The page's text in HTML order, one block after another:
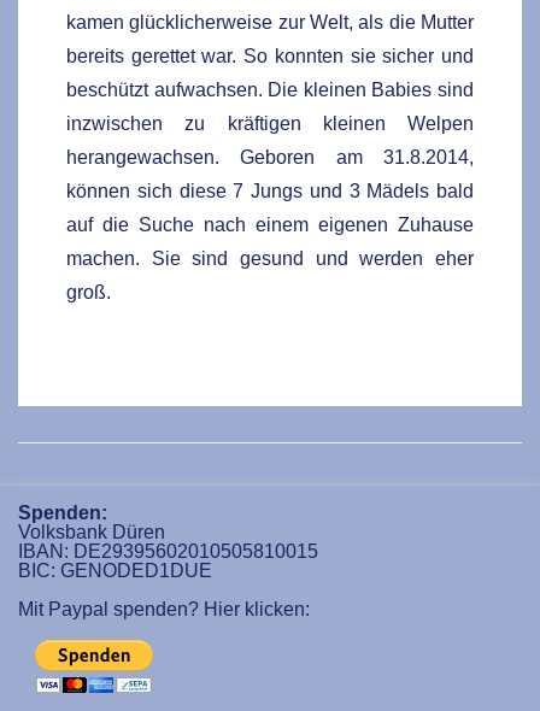
kamen glücklicherweise zur Welt, als die Mutter
bereits gerettet war. So konnten sie sicher und
beschützt aufwachsen. Die kleinen Babies sind
inzwischen zu kräftigen kleinen Welpen
herangewachsen. Geboren am 31.8.2014,
können sich diese 7 Jungs und 3 Mädels bald
auf die Suche nach einem eigenen Zuhause
machen. Sie sind gesund und werden eher
groß.
Spenden:
Volksbank Düren
IBAN: DE29395602010505810015
BIC: GENODED1DUE
Mit Paypal spenden? Hier klicken: